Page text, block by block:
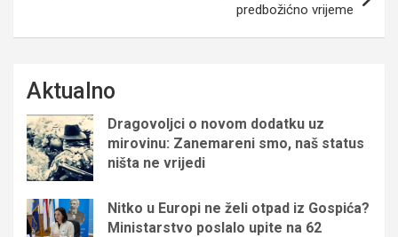
predbožićno vrijeme
Aktualno
Dragovoljci o novom dodatku uz
mirovinu: Zanemareni smo, naš status
ništa ne vrijedi
Nitko u Europi ne želi otpad iz Gospića?
Ministarstvo poslalo upite na 62